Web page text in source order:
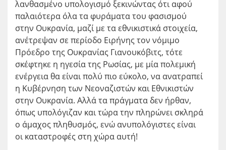
λανθασμένο υπολογισμό ξεκινώντας ότι αφού
παλαιότερα όλα τα φυράματα του φασισμού
στην Ουκρανία, μαζί με τα εθνικιστικά στοιχεία,
ανέτρεψαν σε περίοδο Ειρήνης τον νόμιμο
Πρόεδρο της Ουκρανίας Γιανουκόβιτς, τότε
σκέφτηκε η ηγεσία της Ρωσίας, με μία πολεμική
ενέργεια θα είναι πολύ πιο εύκολο, να ανατραπεί
η Κυβέρνηση των Νεοναζιστών και Εθνικιστών
στην Ουκρανία. Αλλά τα πράγματα δεν ήρθαν,
όπως υπολόγιζαν και τώρα την πληρώνει σκληρά
ο άμαχος πληθυσμός, ενώ ανυπολόγιστες είναι
οι καταστροφές στη χώρα αυτή!